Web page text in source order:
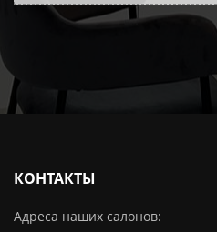
КОНТАКТЫ
Адреса наших салонов: